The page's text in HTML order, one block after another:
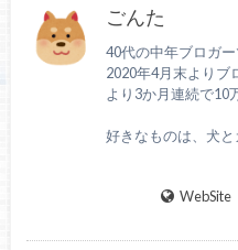
ごんた
40代の中年ブロガー
2020年4月末よりブ
より3か月連続で10
好きなものは、犬と
WebSite